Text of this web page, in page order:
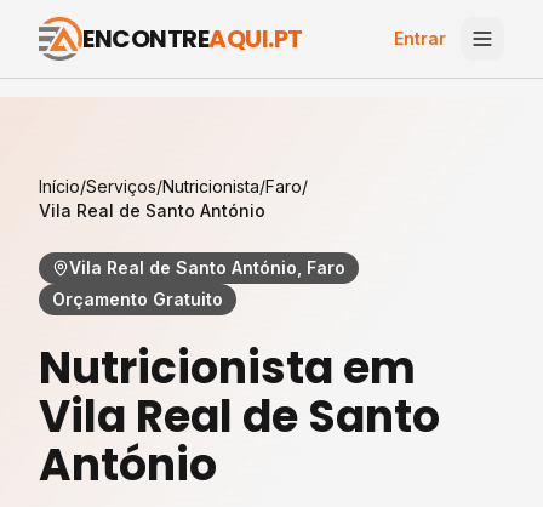
ENCONTREAQUI.PT Entrar
Início/Serviços/Nutricionista/Faro/
Vila Real de Santo António
Vila Real de Santo António, Faro
Orçamento Gratuito
Nutricionistaem
Vila Real de Santo
António